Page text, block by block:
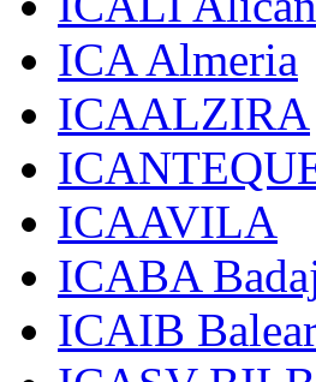
ICA Almeria
ICAALZIRA
ICAAVILA
ICABA
ICAIB